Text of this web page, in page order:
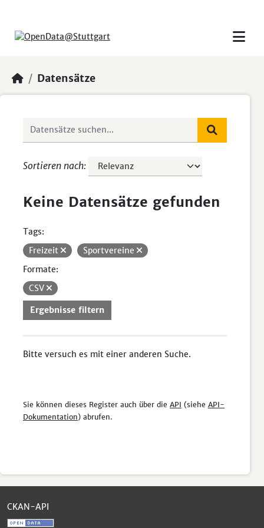
Datensätze
Sortieren nach
Keine Datensätze gefunden
Tags:
Freizeit
Sportvereine
Formate:
CSV
Ergebnisse filtern
Bitte versuch es mit einer anderen Suche.
Sie können dieses Register auch über die API (siehe API-
Dokumentation) abrufen.
CKAN-API